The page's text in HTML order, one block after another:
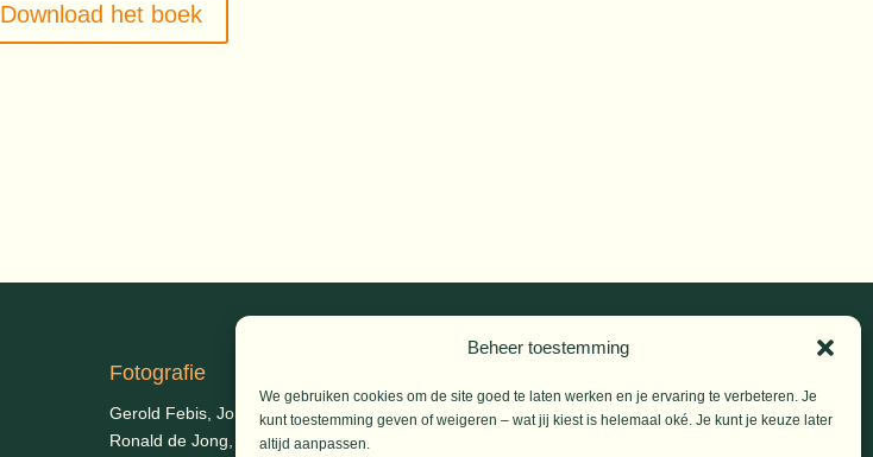
Beheer toestemming
We gebruiken cookies om de site goed te laten werken en je ervaring te verbeteren. Je
kunt toestemming geven of weigeren – wat jij kiest is helemaal oké. Je kunt je keuze later
altijd aanpassen.
Download het boek
Fotografie
Gerold Febis, Johanna Koelman,
Ronald de Jong,
Aart Blom